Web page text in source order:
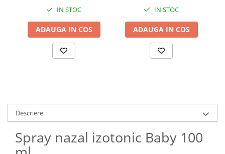
IN STOC
ADAUGA IN COS
IN STOC
ADAUGA IN COS
Descriere
Spray nazal izotonic Baby 100